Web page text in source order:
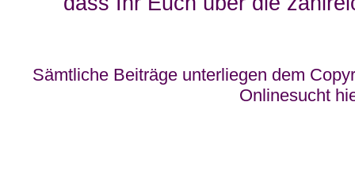
Sämtliche Beiträge unterliegen dem
Onlinesucht